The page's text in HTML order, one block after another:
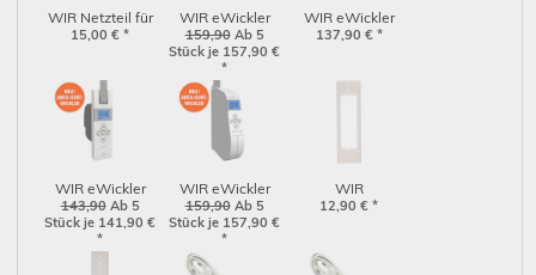
WIR Netzteil für
Akku-Gurtwickler
15,00 € *
WIR eWickler
eW320 Akku-
Gurtwickler
Comfort Aufputz
für 17-23 mm
Gurtband ohne
Netzteil
159,90Ab 5
Stück je 157,90 €
*
WIR eWickler
eW920-M
137,90 € *
WIR eWickler
eW420 Akku-
Gurtwickler
Comfort
Unterputz für 17-
143,90Ab 5
Stück je 141,90 €
*
WIR eWickler
eW320-M Akku-
Gurtwickler
Comfort Aufputz
für 12-15 mm
159,90Ab 5
Stück je 157,90 €
*
WIR
Aufsatzrahmen
000015)
12,90 € *